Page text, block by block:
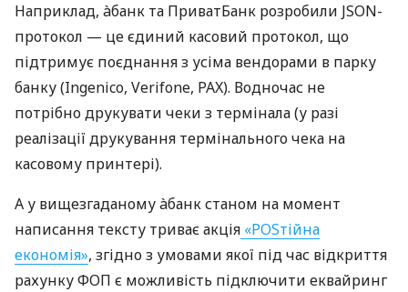
Наприклад, àбанк та ПриватБанк розробили JSON-
протокол — це єдиний касовий протокол, що
підтримує поєднання з усіма вендорами в парку
банку (Ingenico, Verifone, PAX). Водночас не
потрібно друкувати чеки з термінала (у разі
реалізації друкування термінального чека на
касовому принтері).
А у вищезгаданому àбанк станом на момент
написання тексту триває акція «POSтійна
економія», згідно з умовами якої під час відкриття
рахунку ФОП є можливість підключити еквайринг